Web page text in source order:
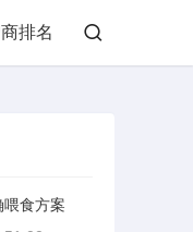
排名
食方案